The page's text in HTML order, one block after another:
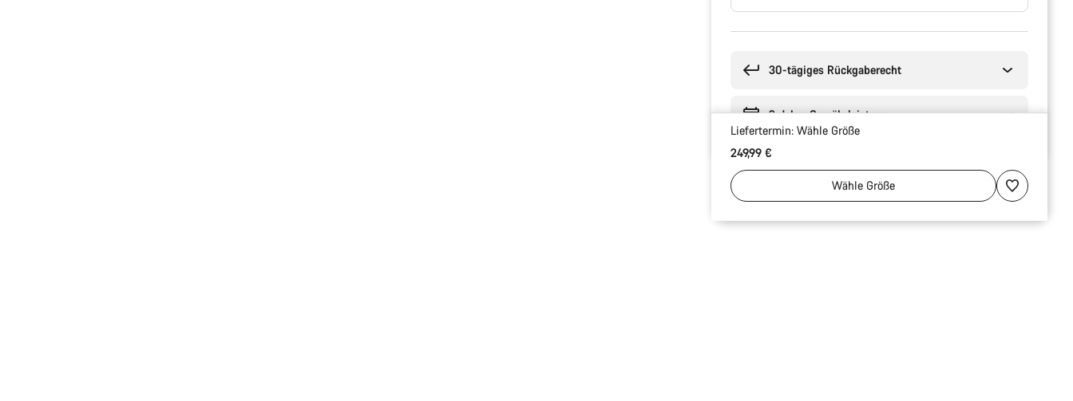
30-tägiges Rückgaberecht
2 Jahre Gewährleistung
Liefertermin: Wähle Größe
249,99 €
Wähle Größe